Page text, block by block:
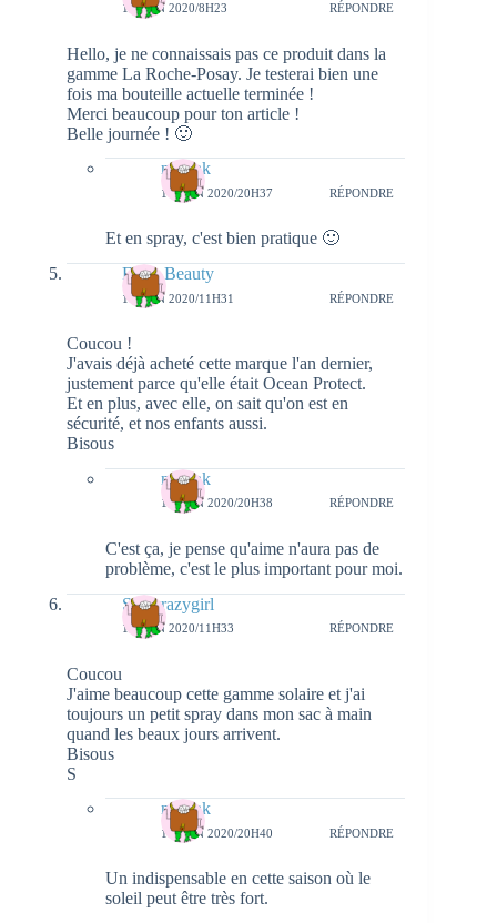
11 JUIN 2020/8H23 RÉPONDRE
Hello, je ne connaissais pas ce produit dans la
gamme La Roche-Posay. Je testerai bien une
fois ma bouteille actuelle terminée !
Merci beaucoup pour ton article !
Belle journée ! 🙂
natieak
11 JUIN 2020/20H37 RÉPONDRE
Et en spray, c'est bien pratique 🙂
Forty Beauty
11 JUIN 2020/11H31 RÉPONDRE
Coucou !
J'avais déjà acheté cette marque l'an dernier,
justement parce qu'elle était Ocean Protect.
Et en plus, avec elle, on sait qu'on est en
sécurité, et nos enfants aussi.
Bisous
natieak
11 JUIN 2020/20H38 RÉPONDRE
C'est ça, je pense qu'aime n'aura pas de
problème, c'est le plus important pour moi.
Sthecrazygirl
11 JUIN 2020/11H33 RÉPONDRE
Coucou
J'aime beaucoup cette gamme solaire et j'ai
toujours un petit spray dans mon sac à main
quand les beaux jours arrivent.
Bisous
S
natieak
11 JUIN 2020/20H40 RÉPONDRE
Un indispensable en cette saison où le
soleil peut être très fort.